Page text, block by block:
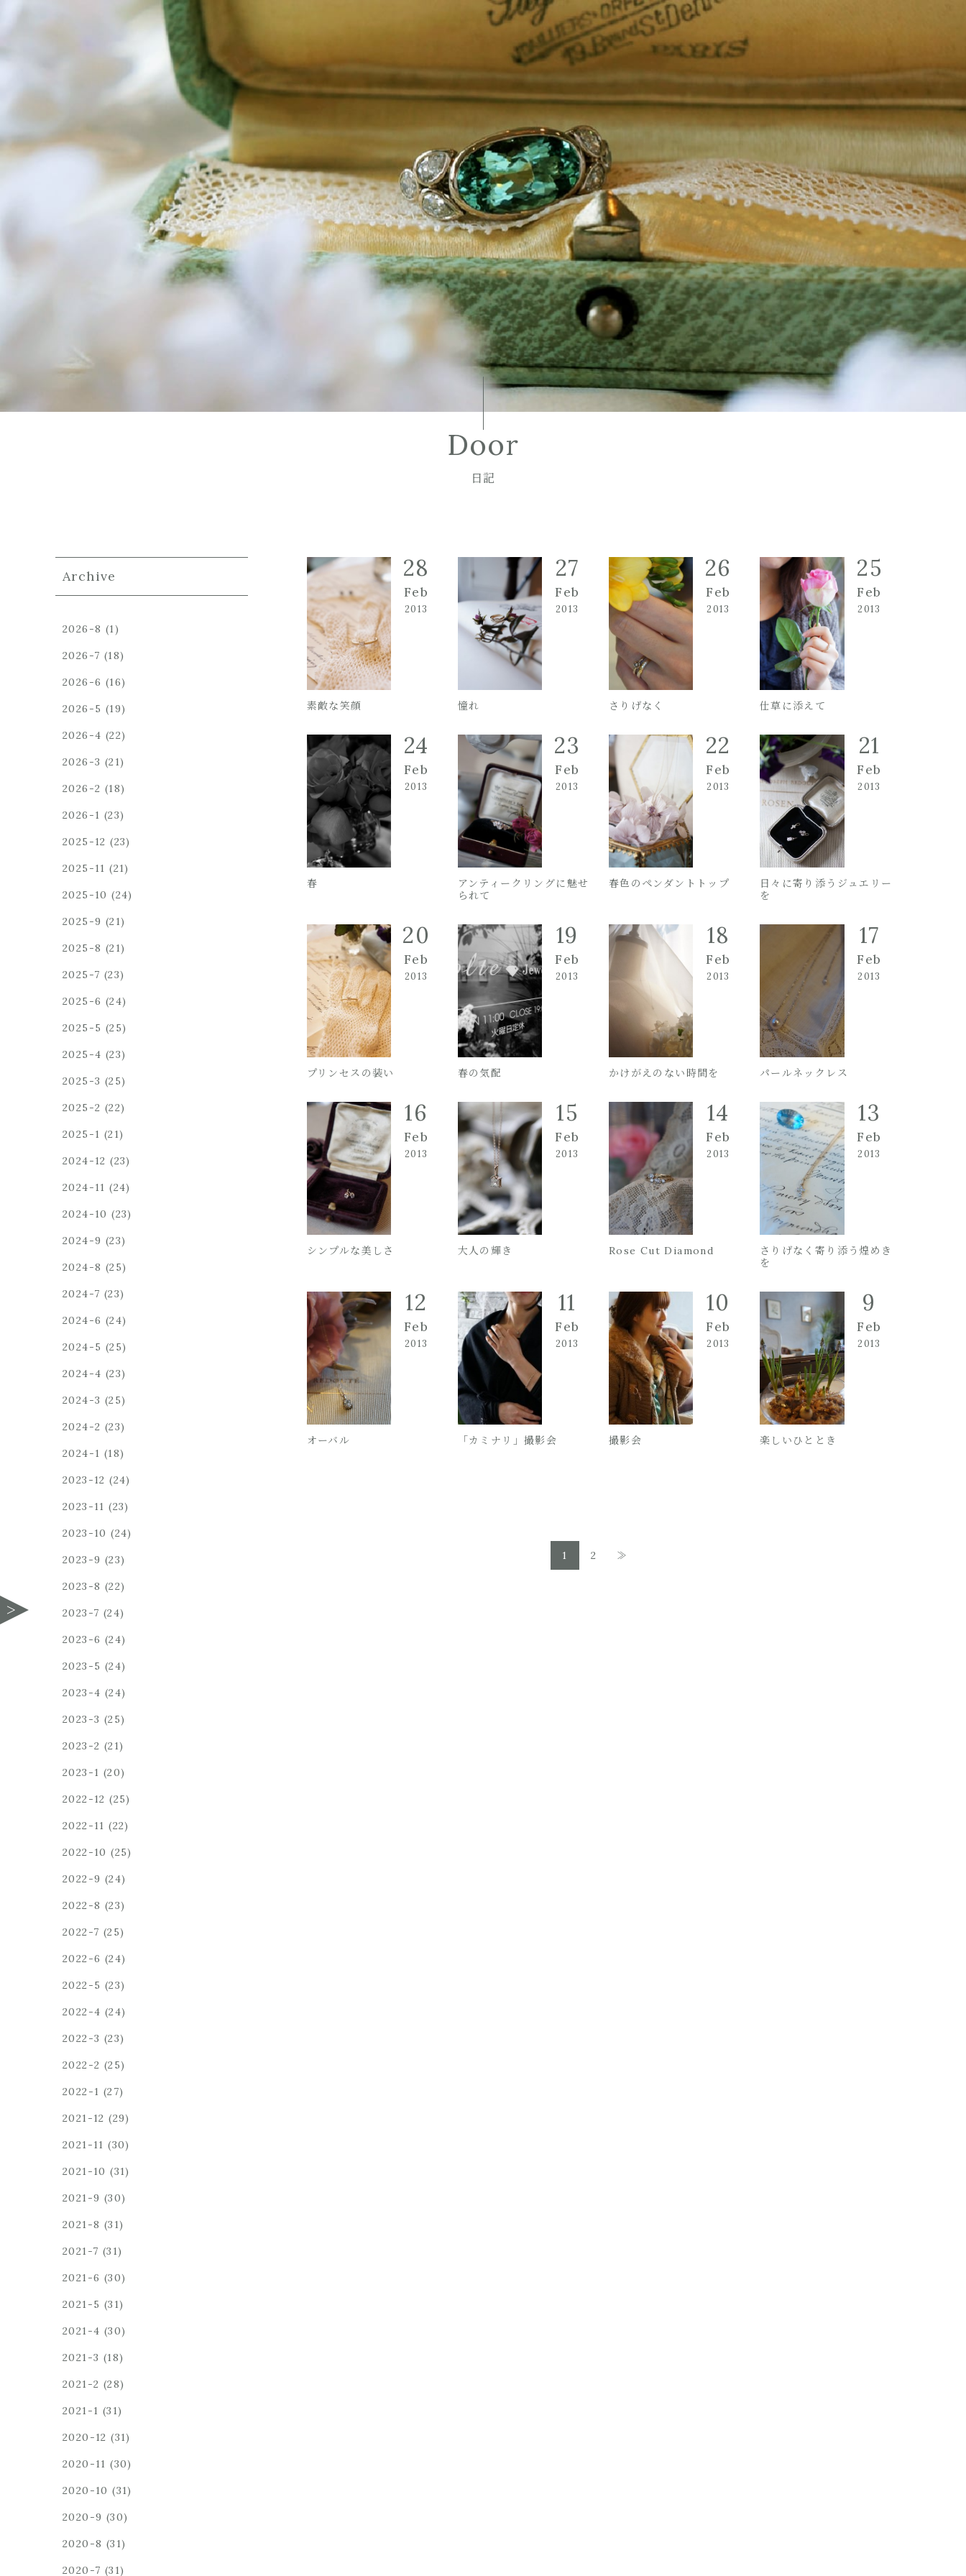
Door
日記
Archive
2026-8 (1)
2026-7 (18)
2026-6 (16)
2026-5 (19)
2026-4 (22)
2026-3 (21)
2026-2 (18)
2026-1 (23)
2025-12 (23)
2025-11 (21)
2025-10 (24)
2025-9 (21)
2025-8 (21)
2025-7 (23)
2025-6 (24)
2025-5 (25)
2025-4 (23)
2025-3 (25)
2025-2 (22)
2025-1 (21)
2024-12 (23)
2024-11 (24)
2024-10 (23)
2024-9 (23)
2024-8 (25)
2024-7 (23)
2024-6 (24)
2024-5 (25)
2024-4 (23)
2024-3 (25)
2024-2 (23)
2024-1 (18)
2023-12 (24)
2023-11 (23)
2023-10 (24)
2023-9 (23)
2023-8 (22)
2023-7 (24)
2023-6 (24)
2023-5 (24)
2023-4 (24)
2023-3 (25)
2023-2 (21)
2023-1 (20)
2022-12 (25)
2022-11 (22)
2022-10 (25)
2022-9 (24)
2022-8 (23)
2022-7 (25)
2022-6 (24)
2022-5 (23)
2022-4 (24)
2022-3 (23)
2022-2 (25)
2022-1 (27)
2021-12 (29)
2021-11 (30)
2021-10 (31)
2021-9 (30)
2021-8 (31)
2021-7 (31)
2021-6 (30)
2021-5 (31)
2021-4 (30)
2021-3 (18)
2021-2 (28)
2021-1 (31)
2020-12 (31)
2020-11 (30)
2020-10 (31)
2020-9 (30)
2020-8 (31)
2020-7 (31)
28
Feb
2013
素敵な笑顔
27
Feb
2013
憧れ
26
Feb
2013
さりげなく
25
Feb
2013
仕草に添えて
24
Feb
2013
春
23
Feb
2013
アンティークリングに魅せ
られて
22
Feb
2013
春色のペンダントトップ
21
Feb
2013
日々に寄り添うジュエリー
を
20
Feb
2013
プリンセスの装い
19
Feb
2013
春の気配
18
Feb
2013
かけがえのない時間を
17
Feb
2013
パールネックレス
16
Feb
2013
シンプルな美しさ
15
Feb
2013
大人の輝き
14
Feb
2013
Rose Cut Diamond
13
Feb
2013
さりげなく寄り添う煌めき
を
12
Feb
2013
オーバル
11
Feb
2013
「カミナリ」撮影会
10
Feb
2013
撮影会
9
Feb
2013
楽しいひととき
1 2 ≫